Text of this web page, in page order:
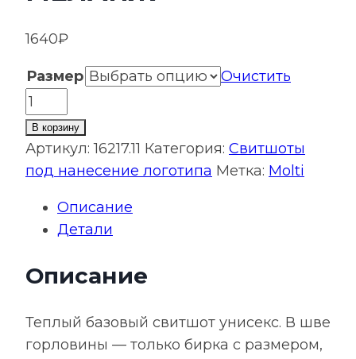
1640₽
Размер
Очистить
Количество
товара
Свитшот
Toima
2.0,
серый
В корзину
Артикул:16217.11 Категория: Свитшоты
под нанесение логотипа Метка: Molti
Описание
Детали
Описание
Теплый базовый свитшот унисекс. В шве
горловины — только бирка с размером,